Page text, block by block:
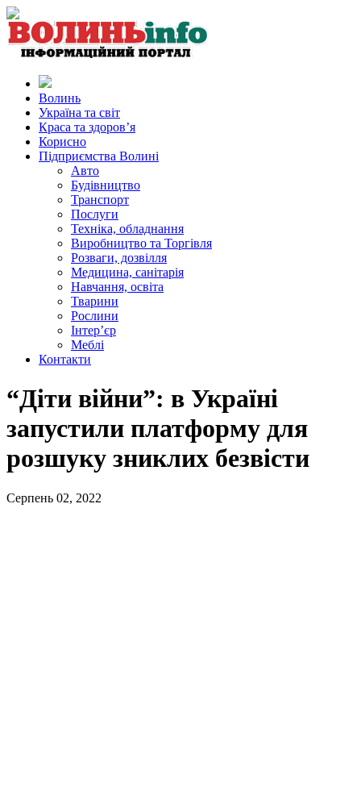
Волинь
Україна та світ
Краса та здоров’я
Корисно
Підприємства Волині
Авто
Будівництво
Транспорт
Послуги
Техніка, обладнання
Виробництво та Торгівля
Розваги, дозвілля
Медицина, санітарія
Навчання, освіта
Тварини
Рослини
Інтер’єр
Меблі
Контакти
“Діти війни”: в Україні
запустили платформу для
розшуку зниклих безвісти
Серпень 02, 2022